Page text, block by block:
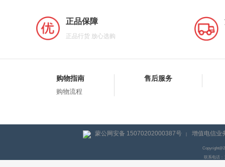
正品保障
正品行货 放心选购
购物指南
购物流程
售后服务
蒙公网安备 15070202000387号 | 增值电信业
联系电话：